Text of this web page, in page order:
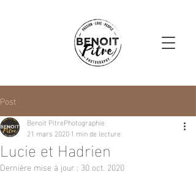
Post
Lucie et Hadrien
Benoit PitrePhotographie
21 mars 20201 min de lecture
Dernière mise à jour : 30 oct. 2020